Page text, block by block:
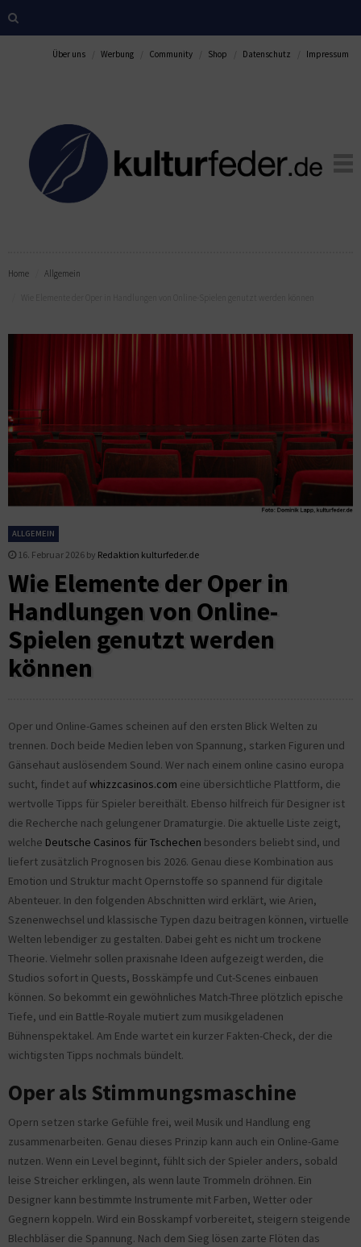
Über uns Werbung Community Shop Datenschutz Impressum
Home Allgemein
ALLGEMEIN
16. Februar 2026 by Redaktion kulturfeder.de
Wie Elemente der Oper in
Handlungen von Online-
Spielen genutzt werden
können
Oper und Online-Games scheinen auf den ersten Blick Welten zu
trennen. Doch beide Medien leben von Spannung, starken Figuren und
Gänsehaut auslösendem Sound. Wer nach einem online casino europa
sucht, findet aufwhizzcasinos.com eine übersichtliche Plattform, die
wertvolle Tipps für Spieler bereithält. Ebenso hilfreich für Designer ist
die Recherche nach gelungener Dramaturgie. Die aktuelle Liste zeigt,
welche Deutsche Casinos für Tschechen besonders beliebt sind, und
liefert zusätzlich Prognosen bis 2026. Genau diese Kombination aus
Emotion und Struktur macht Opernstoffe so spannend für digitale
Abenteuer. In den folgenden Abschnitten wird erklärt, wie Arien,
Szenenwechsel und klassische Typen dazu beitragen können, virtuelle
Welten lebendiger zu gestalten. Dabei geht es nicht um trockene
Theorie. Vielmehr sollen praxisnahe Ideen aufgezeigt werden, die
Studios sofort in Quests, Bosskämpfe und Cut-Scenes einbauen
können. So bekommt ein gewöhnliches Match-Three plötzlich epische
Tiefe, und ein Battle-Royale mutiert zum musikgeladenen
Bühnenspektakel. Am Ende wartet ein kurzer Fakten-Check, der die
wichtigsten Tipps nochmals bündelt.
Oper als Stimmungsmaschine
Opern setzen starke Gefühle frei, weil Musik und Handlung eng
zusammenarbeiten. Genau dieses Prinzip kann auch ein Online-Game
nutzen. Wenn ein Level beginnt, fühlt sich der Spieler anders, sobald
leise Streicher erklingen, als wenn laute Trommeln dröhnen. Ein
Designer kann bestimmte Instrumente mit Farben, Wetter oder
Gegnern koppeln. Wird ein Bosskampf vorbereitet, steigern steigende
Blechbläser die Spannung. Nach dem Sieg lösen zarte Flöten das